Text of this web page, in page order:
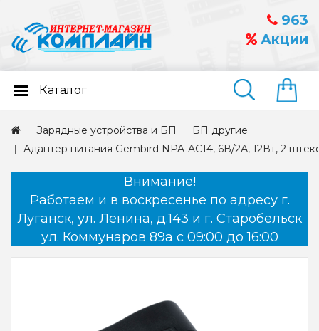
963
Акции
Найти
Каталог
Зарядные устройства и БП
БП другие
Адаптер питания Gembird NPA-AC14, 6В/2А, 12Вт, 2
Внимание!
Работаем и в воскресенье по адресу г.
Луганск, ул. Ленина, д.143 и г. Старобельск
ул. Коммунаров 89а с 09:00 до 16:00